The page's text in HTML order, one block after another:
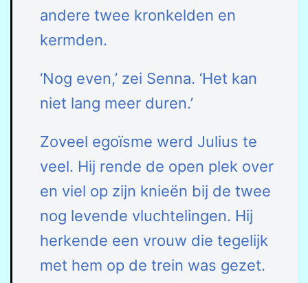
andere twee kronkelden en
kermden.
‘Nog even,’ zei Senna. ‘Het kan
niet lang meer duren.’
Zoveel egoïsme werd Julius te
veel. Hij rende de open plek over
en viel op zijn knieën bij de twee
nog levende vluchtelingen. Hij
herkende een vrouw die tegelijk
met hem op de trein was gezet.